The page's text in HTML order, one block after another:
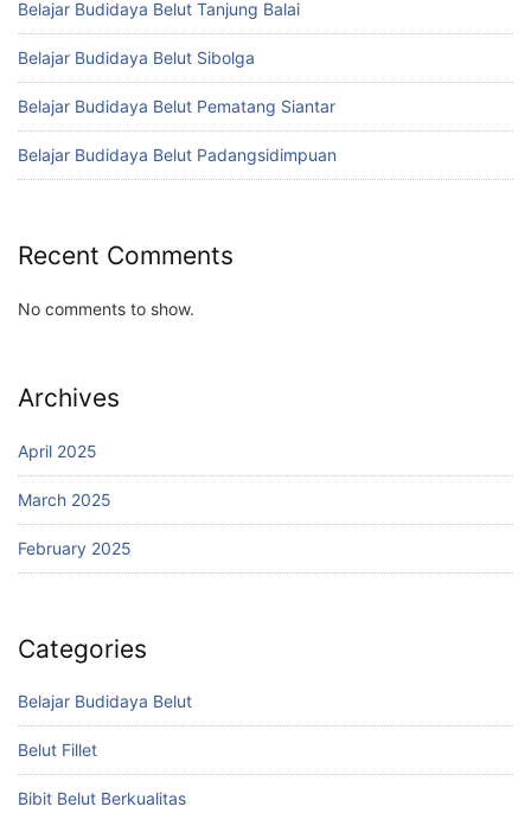
Belajar Budidaya Belut Tanjung Balai
Belajar Budidaya Belut Sibolga
Belajar Budidaya Belut Pematang Siantar
Belajar Budidaya Belut Padangsidimpuan
Recent Comments
No comments to show.
Archives
April 2025
March 2025
February 2025
Categories
Belajar Budidaya Belut
Belut Fillet
Bibit Belut Berkualitas